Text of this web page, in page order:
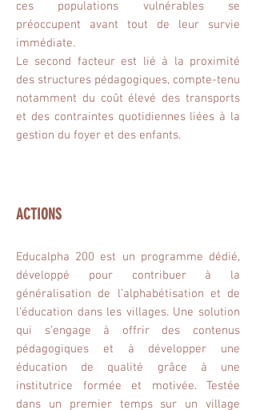
ces populations vulnérables se
préoccupent avant tout de leur survie
immédiate.
Le second facteur est lié à la proximité
des structures pédagogiques, compte-tenu
notamment du coût élevé des transports
et des contraintes quotidiennes liées à la
gestion du foyer et des enfants.
ACTIONS
Educalpha 200 est un programme dédié,
développé pour contribuer à la
généralisation de l’alphabétisation et de
l’éducation dans les villages. Une solution
qui s’engage à offrir des contenus
pédagogiques et à développer une
éducation de qualité grâce à une
institutrice formée et motivée. Testée
dans un premier temps sur un village